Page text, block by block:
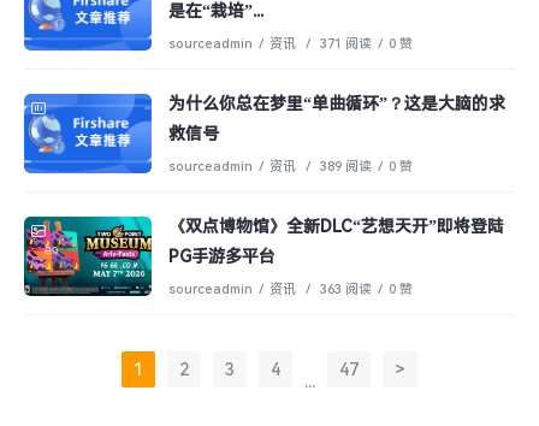
是在“栽培”...
sourceadmin / 资讯 / 371 阅读 / 0 赞
为什么你总在梦里“单曲循环”？这是大脑的求
救信号
sourceadmin / 资讯 / 389 阅读 / 0 赞
《双点博物馆》全新DLC“艺想天开”即将登陆
PG手游多平台
sourceadmin / 资讯 / 363 阅读 / 0 赞
1 2 3 4
...
47 >